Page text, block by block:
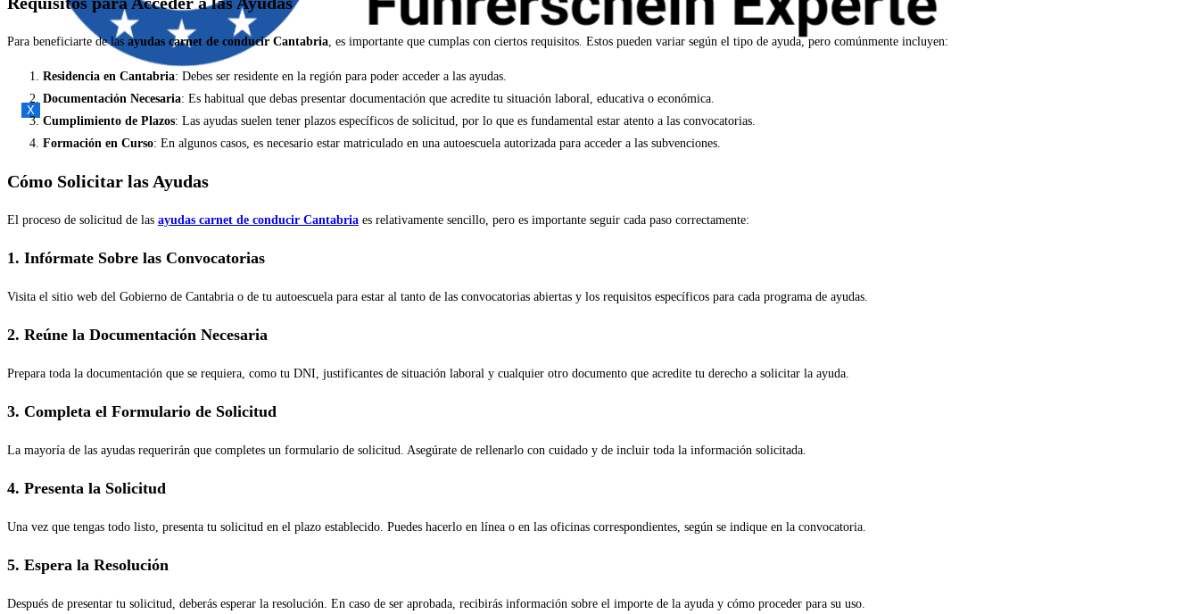
X
Para beneficiarte de las ayudas carnet de conducir Cantabria , es importante que cumplas con ciertos requisitos. Estos pueden variar según el tipo de ayuda, pero comúnmente incluyen:
Residencia en Cantabria: Debes ser residente en la región para poder acceder a las ayudas.
Documentación Necesaria: Es habitual que debas presentar documentación que acredite tu situación laboral, educativa o económica.
Cumplimiento de Plazos: Las ayudas suelen tener plazos específicos de solicitud, por lo que es fundamental estar atento a las convocatorias.
Formación en Curso: En algunos casos, es necesario estar matriculado en una autoescuela autorizada para acceder a las subvenciones.
Cómo Solicitar las Ayudas
El proceso de solicitud de las ayudas carnet de conducir Cantabria es relativamente sencillo, pero es importante seguir cada paso correctamente:
1. Infórmate Sobre las Convocatorias
Visita el sitio web del Gobierno de Cantabria o de tu autoescuela para estar al tanto de las convocatorias abiertas y los requisitos específicos para cada programa de ayudas.
2. Reúne la Documentación Necesaria
Prepara toda la documentación que se requiera, como tu DNI, justificantes de situación laboral y cualquier otro documento que acredite tu derecho a solicitar la ayuda.
3. Completa el Formulario de Solicitud
La mayoría de las ayudas requerirán que completes un formulario de solicitud. Asegúrate de rellenarlo con cuidado y de incluir toda la información solicitada.
4. Presenta la Solicitud
Una vez que tengas todo listo, presenta tu solicitud en el plazo establecido. Puedes hacerlo en línea o en las oficinas correspondientes, según se indique en la convocatoria.
5. Espera la Resolución
Después de presentar tu solicitud, deberás esperar la resolución. En caso de ser aprobada, recibirás información sobre el importe de la ayuda y cómo proceder para su uso.